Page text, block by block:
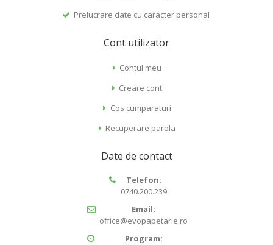
Prelucrare date cu caracter personal
Cont utilizator
Contul meu
Creare cont
Cos cumparaturi
Recuperare parola
Date de contact
Telefon:
0740.200.239
Email:
office@evopapetarie.ro
Program: